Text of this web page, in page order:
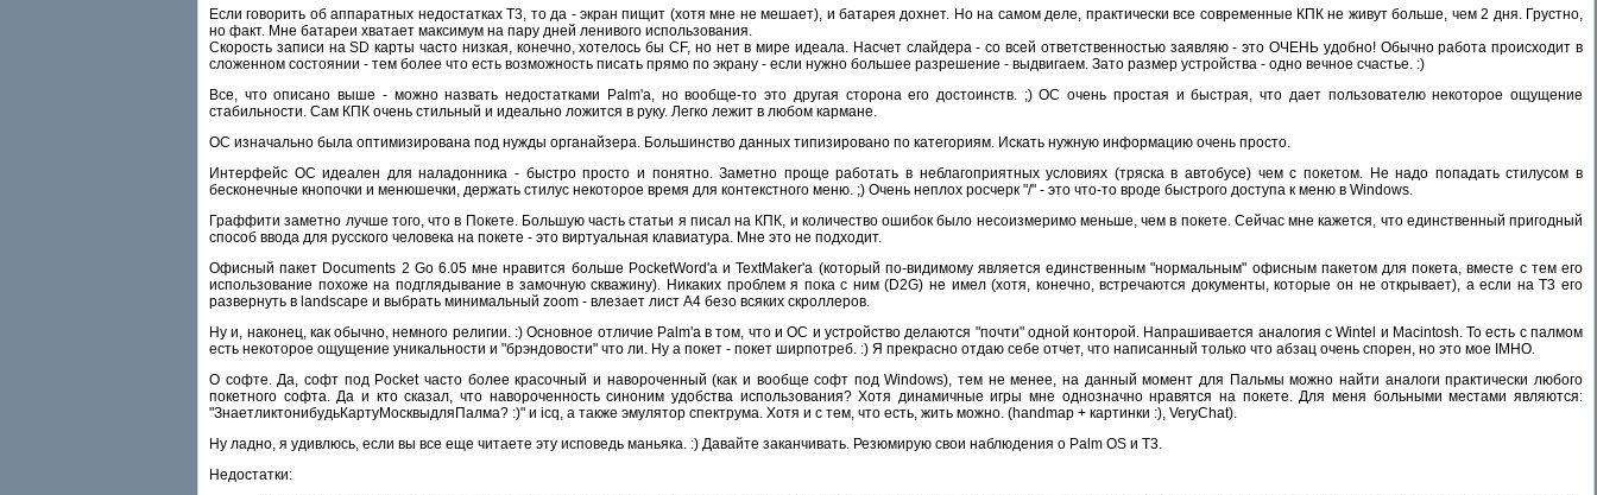
Если говорить об аппаратных недостатках T3, то да - экран пищит (хотя мне не мешает), и батарея дохнет. Но на самом деле, практически все современные КПК не живут больше, чем 2 дня. Грустно,
но факт. Мне батареи хватает максимум на пару дней ленивого использования.
Скорость записи на SD карты часто низкая, конечно, хотелось бы CF, но нет в мире идеала. Насчет слайдера - со всей ответственностью заявляю - это ОЧЕНЬ удобно! Обычно работа происходит в
сложенном состоянии - тем более что есть возможность писать прямо по экрану - если нужно большее разрешение - выдвигаем. Зато размер устройства - одно вечное счастье. :)
Все, что описано выше - можно назвать недостатками Palm'a, но вообще-то это другая сторона его достоинств. ;) ОС очень простая и быстрая, что дает пользователю некоторое ощущение
стабильности. Сам КПК очень стильный и идеально ложится в руку. Легко лежит в любом кармане.
ОС изначально была оптимизирована под нужды органайзера. Большинство данных типизировано по категориям. Искать нужную информацию очень просто.
Интерфейс ОС идеален для наладонника - быстро просто и понятно. Заметно проще работать в неблагоприятных условиях (тряска в автобусе) чем с покетом. Не надо попадать стилусом в
бесконечные кнопочки и менюшечки, держать стилус некоторое время для контекстного меню. ;) Очень неплох росчерк "/" - это что-то вроде быстрого доступа к меню в Windows.
Граффити заметно лучше того, что в Покете. Большую часть статьи я писал на КПК, и количество ошибок было несоизмеримо меньше, чем в покете. Сейчас мне кажется, что единственный пригодный
способ ввода для русского человека на покете - это виртуальная клавиатура. Мне это не подходит.
Офисный пакет Documents 2 Go 6.05 мне нравится больше PocketWord'а и TextMaker'a (который по-видимому является единственным "нормальным" офисным пакетом для покета, вместе с тем его
использование похоже на подглядывание в замочную скважину). Никаких проблем я пока с ним (D2G) не имел (хотя, конечно, встречаются документы, которые он не открывает), а если на T3 его
развернуть в landscape и выбрать минимальный zoom - влезает лист A4 безо всяких скроллеров.
Ну и, наконец, как обычно, немного религии. :) Основное отличие Palm'a в том, что и ОС и устройство делаются "почти" одной конторой. Напрашивается аналогия с Wintel и Macintosh. То есть с палмом
есть некоторое ощущение уникальности и "брэндовости" что ли. Ну а покет - покет ширпотреб. :) Я прекрасно отдаю себе отчет, что написанный только что абзац очень спорен, но это мое IMHO.
О софте. Да, софт под Pocket часто более красочный и навороченный (как и вообще софт под Windows), тем не менее, на данный момент для Пальмы можно найти аналоги практически любого
покетного софта. Да и кто сказал, что навороченность синоним удобства использования? Хотя динамичные игры мне однозначно нравятся на покете. Для меня больными местами являются:
"ЗнаетликтонибудьКартуМосквыдляПалма? :)" и icq, а также эмулятор спектрума. Хотя и с тем, что есть, жить можно. (handmap + картинки :), VeryChat).
Ну ладно, я удивлюсь, если вы все еще читаете эту исповедь маньяка. :) Давайте заканчивать. Резюмирую свои наблюдения о Palm OS и T3.
Недостатки: